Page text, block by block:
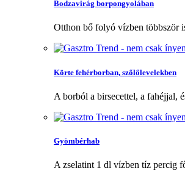
Bodzavirág borpongyolában
Otthon bő folyó vízben többször
Körte fehérborban, szőlőlevelekben
A borból a birsecettel, a fahéjjal,
Gyömbérhab
A zselatint 1 dl vízben tíz percig